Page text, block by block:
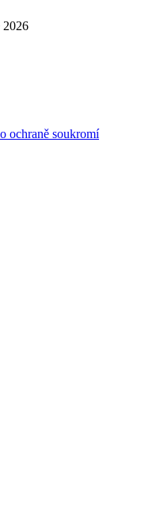
2026
ochraně soukromí